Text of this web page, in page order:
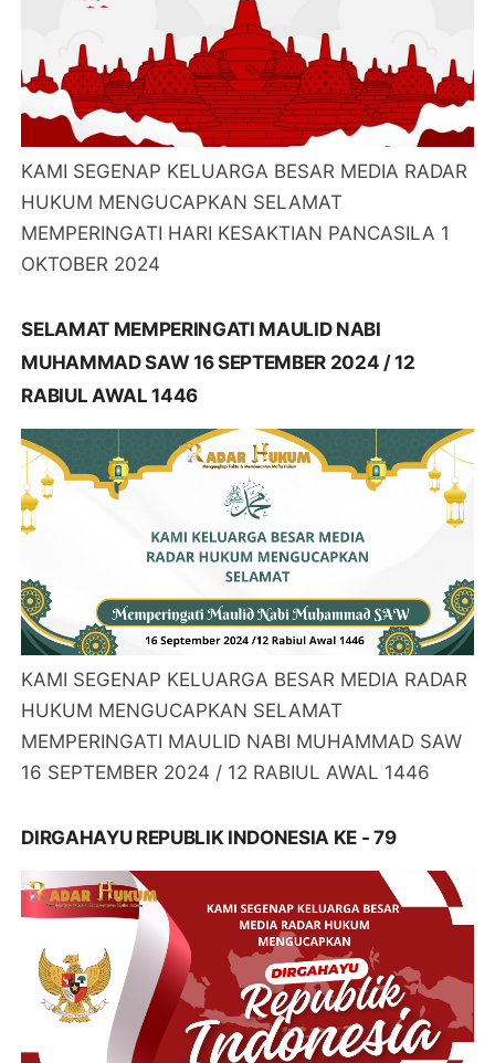
KAMI SEGENAP KELUARGA BESAR MEDIA RADAR
HUKUM MENGUCAPKAN SELAMAT
MEMPERINGATI HARI KESAKTIAN PANCASILA 1
OKTOBER 2024
SELAMAT MEMPERINGATI MAULID NABI
MUHAMMAD SAW 16 SEPTEMBER 2024 / 12
RABIUL AWAL 1446
KAMI SEGENAP KELUARGA BESAR MEDIA RADAR
HUKUM MENGUCAPKAN SELAMAT
MEMPERINGATI MAULID NABI MUHAMMAD SAW
16 SEPTEMBER 2024 / 12 RABIUL AWAL 1446
DIRGAHAYU REPUBLIK INDONESIA KE - 79